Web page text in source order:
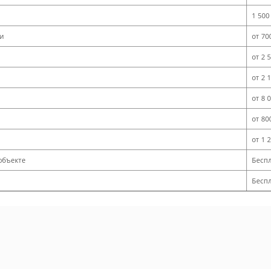
1
от
от 2
от 2
от 8
от
от 1